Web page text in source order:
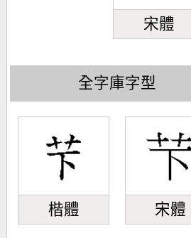
宋體
全字庫字型
楷體 宋體